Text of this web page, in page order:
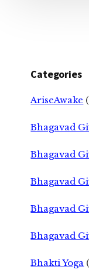
Categories
AriseAwake
Bhagavad
Bhagavad
Bhagavad
Bhagavad
Bhagavad
Bhakti Yoga